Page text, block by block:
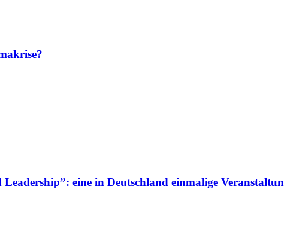
eine in Deutschland einmalige